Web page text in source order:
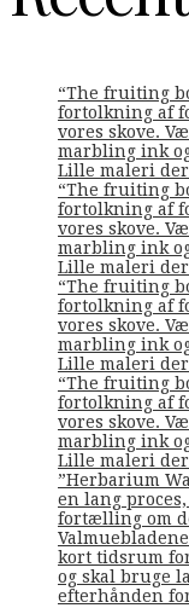
“The fruiting
fortolkning af
vores skove.
marbling ink
Lille maleri
“The fruiting
fortolkning af
vores skove.
marbling ink
Lille maleri
“The fruiting
fortolkning af
vores skove.
marbling ink
Lille maleri
“The fruiting
fortolkning af
vores skove.
marbling ink
Lille maleri
”Herbarium
en lang
fortælling om
kort tidsrum
og skal bruge
efterhånden